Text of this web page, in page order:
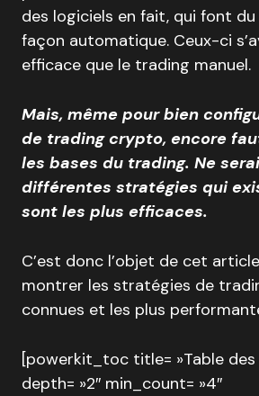
des logiciels en fait, qui font
façon automatique. Ceux-ci
efficace que le trading manuel.
Mais, même pour bien
de trading crypto, encore
les bases du trading. Ne
différentes stratégies qui
sont les plus efficaces.
C’est donc l’objet de cet
montrer les stratégies de
connues et les plus
[powerkit_toc title= »Table des
depth= »2″ min_count= »4″